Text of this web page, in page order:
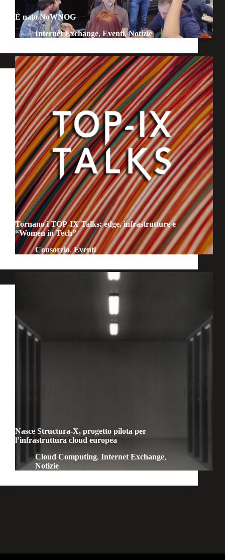
È nato NoWNOG
Internet Exchange, Eventi,Notizie
Tornano i TOP-IX Talks: edge, infrastrutture e
“Women in Tech”
Consorzio,Eventi
Nasce Structura-X, progetto pilota per
l’infrastruttura cloud europea
Cloud Computing, Internet Exchange,
Notizie